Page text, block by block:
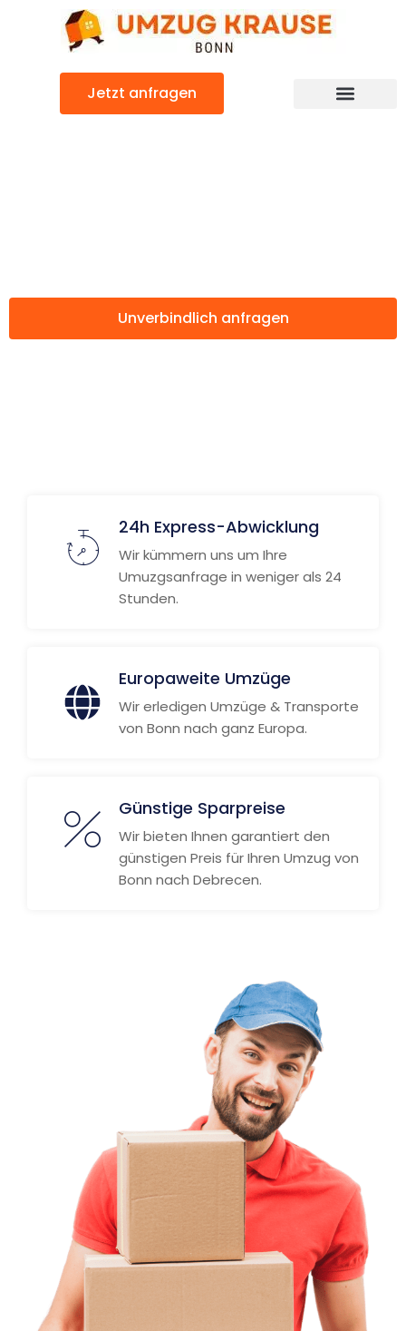
Jetzt anfragen
Unverbindlich anfragen
24h Express-Abwicklung
Wir kümmern uns um Ihre
Umuzgsanfrage in weniger als 24
Stunden.
Europaweite Umzüge
Wir erledigen Umzüge & Transporte
von Bonn nach ganz Europa.
Günstige Sparpreise
Wir bieten Ihnen garantiert den
günstigen Preis für Ihren Umzug von
Bonn nach Debrecen.